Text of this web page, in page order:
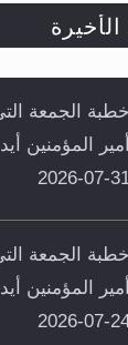
خطبة الجمعة
أمير المؤمنين
31-07-
خطبة الجمعة
أمير المؤمنين
24-07-